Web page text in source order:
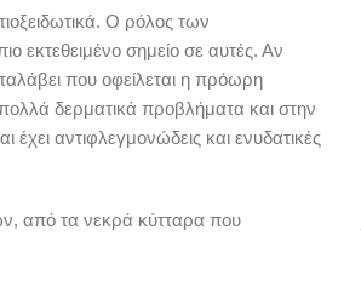
Ο ρόλος των
εκτεθειμένο σημείο σε αυτές. Αν
που οφείλεται η πρόωρη
δερματικά προβλήματα και στην
αντιφλεγμονώδεις και ενυδατικές
από τα νεκρά κύτταρα που